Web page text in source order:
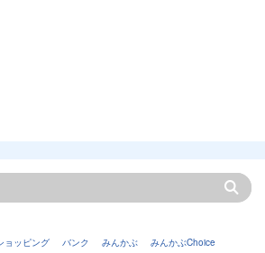
ョッピング バンク みんかぶ みんかぶChoice